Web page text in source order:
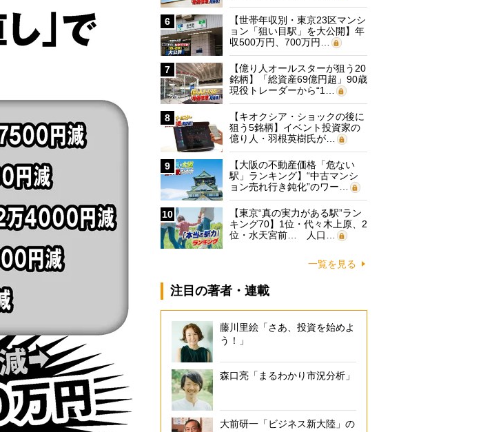
6
【世帯年収別・東京23区マンシ
ョン「狙い目駅」を大公開】年
収500万円、700万円…
7
【億り人オールスターが狙う20
銘柄】「総資産69億円超」90歳
現役トレーダーから“1…
8
【キオクシア・ショックの後に
狙う5銘柄】イベント投資家の
億り人・羽根英樹氏が…
9
【大阪の不動産価格「危ない
駅」ランキング】“中古マンシ
ョン売れ行き鈍化”のワー…
10
【東京“真の実力がある駅”ラン
キング70】1位・代々木上原、2
位・水天宮前… 人口…
一覧を見る
注目の著者・連載
藤川里絵「さあ、投資を始めよ
う！」
森口亮「まるわかり市況分析」
大前研一「ビジネス新大陸」の